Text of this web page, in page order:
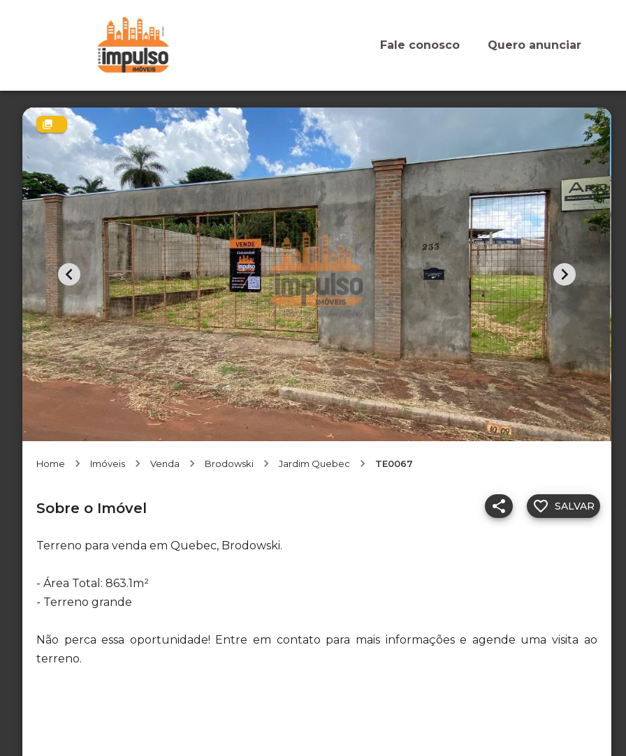
Fale conosco Quero anunciar
Home Imóveis Venda Brodowski Jardim Quebec TE0067
Sobre o Imóvel
Terreno para venda em Quebec, Brodowski.
- Área Total: 863.1m²
- Terreno grande
Não perca essa oportunidade! Entre em contato para mais informações e agende uma visita ao
terreno.
SALVAR